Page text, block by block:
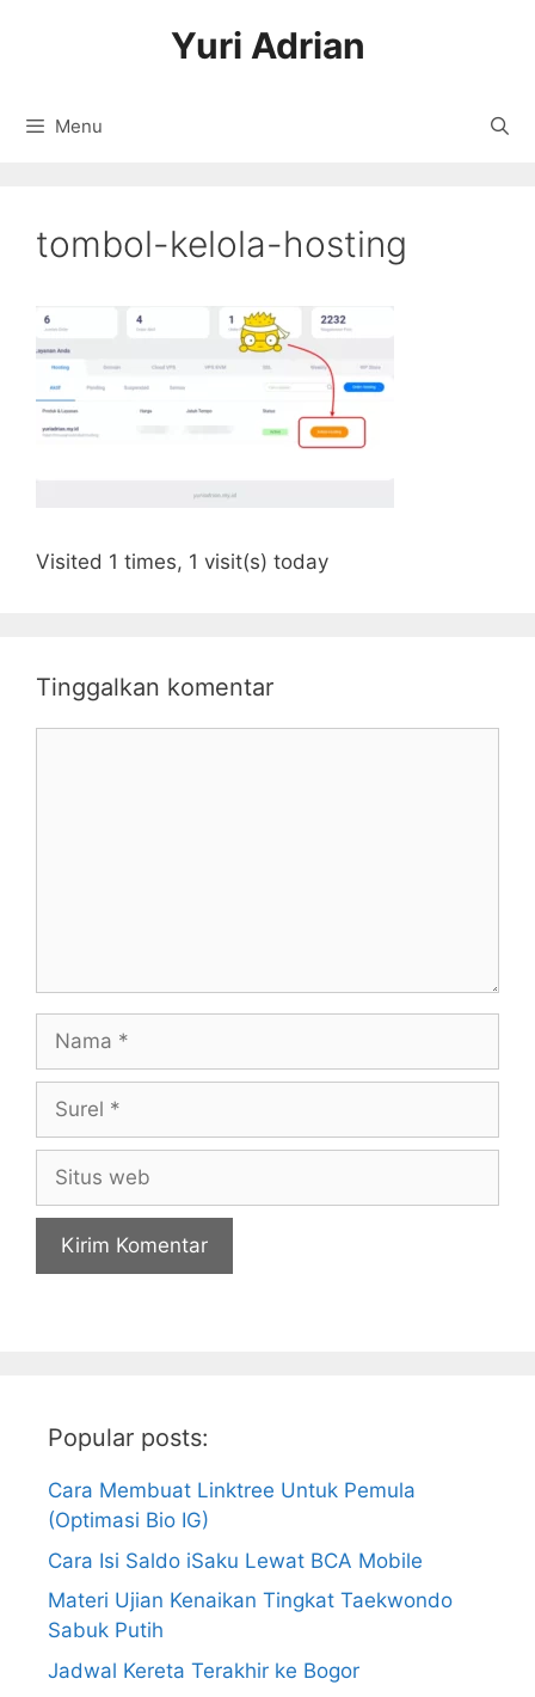
Yuri Adrian
Menu
tombol-kelola-hosting
Visited 1 times, 1 visit(s) today
Tinggalkan komentar
web
Popular posts:
Cara Membuat Linktree Untuk Pemula
(Optimasi Bio IG)
Cara Isi Saldo iSaku Lewat BCA Mobile
Materi Ujian Kenaikan Tingkat Taekwondo
Sabuk Putih
Jadwal Kereta Terakhir ke Bogor